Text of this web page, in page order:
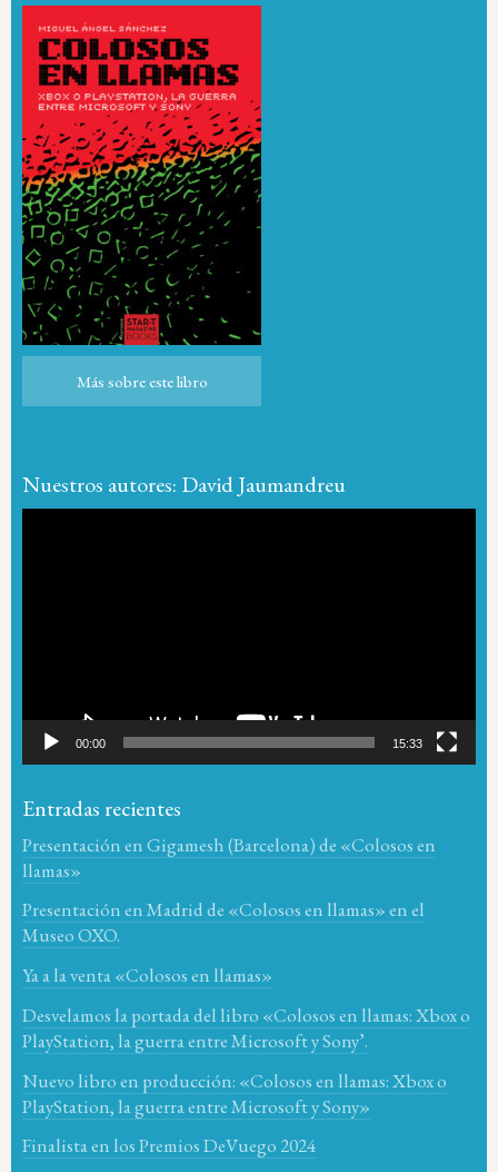
Más sobre este libro
Nuestros autores: David Jaumandreu
00:00 15:33
Entradas recientes
Presentación en Gigamesh (Barcelona) de «Colosos en
llamas»
Presentación en Madrid de «Colosos en llamas» en el
Museo OXO.
Ya a la venta «Colosos en llamas»
Desvelamos la portada del libro «Colosos en llamas: Xbox o
PlayStation, la guerra entre Microsoft y Sony’.
Nuevo libro en producción: «Colosos en llamas: Xbox o
PlayStation, la guerra entre Microsoft y Sony»
Finalista en los Premios DeVuego 2024